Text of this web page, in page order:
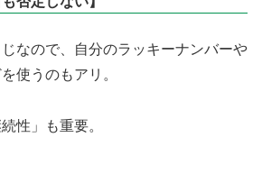
なので、自分のラッキーナンバーや
使うのもアリ。
性」も重要。